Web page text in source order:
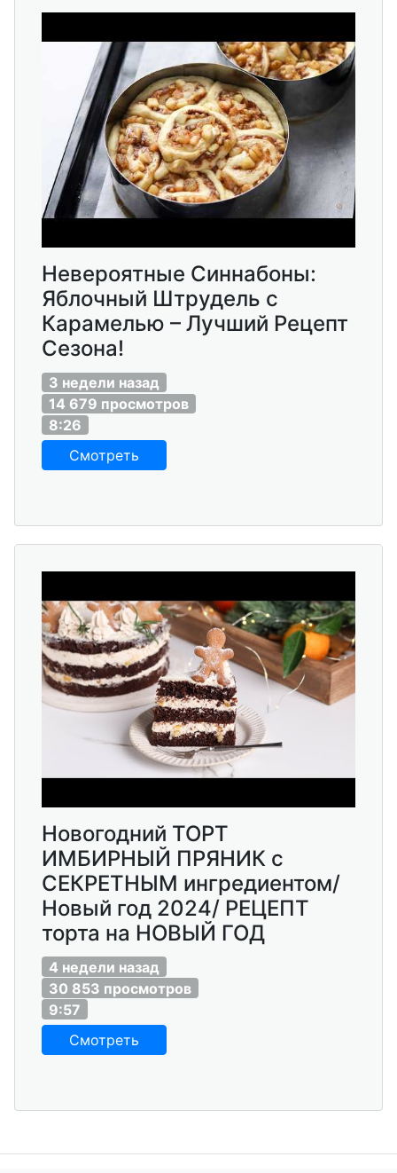
Невероятные Синнабоны:
Яблочный Штрудель с
Карамелью – Лучший Рецепт
Сезона!
3 недели назад
14 679 просмотров
8:26
Смотреть
Новогодний ТОРТ
ИМБИРНЫЙ ПРЯНИК с
СЕКРЕТНЫМ ингредиентом/
Новый год 2024/ РЕЦЕПТ
торта на НОВЫЙ ГОД
4 недели назад
30 853 просмотров
9:57
Смотреть